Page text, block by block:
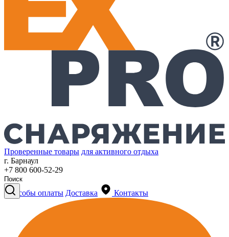
Проверенные товары для активного отдыха
г. Барнаул
+7 800 600-52-29
Способы оплаты Доставка Контакты